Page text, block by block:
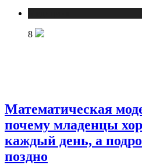
8
Математическая
почему младенцы
каждый день, а
поздно